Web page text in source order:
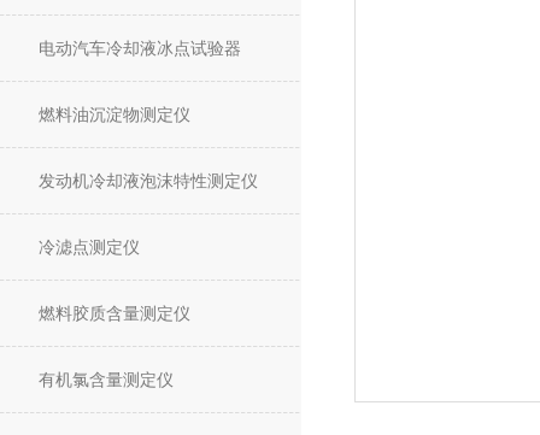
电动汽车冷却液冰点试验器
燃料油沉淀物测定仪
发动机冷却液泡沫特性测定仪
冷滤点测定仪
燃料胶质含量测定仪
有机氯含量测定仪